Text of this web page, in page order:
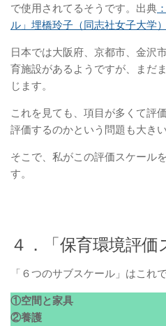
で使用されてるそうです。出典
ル」埋橋玲子（同志社女子大学）
日本では大阪府、京都市、金沢
育施設があるようですが、まだ
じます。
これを見ても、項目が多くて評
評価するのかという問題も大き
そこで、私がこの評価スケール
す。
４．「保育環境評
「６つのサブスケール」はこれで
①空間と家具
②養護